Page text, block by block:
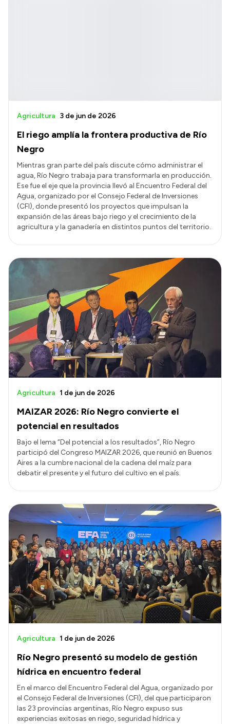
El riego amplía la frontera productiva de Río
Negro
Agricultura 3 de jun de 2026
Mientras gran parte del país discute cómo administrar el
agua, Río Negro trabaja para transformarla en producción.
Ese fue el eje que la provincia llevó al Encuentro Federal del
Agua, organizado por el Consejo Federal de Inversiones
(CFI), donde presentó los proyectos que impulsan la
expansión de las áreas bajo riego y el crecimiento de la
agricultura y la ganadería en distintos puntos del territorio.
MAIZAR 2026: Río Negro convierte el
potencial en resultados
Agricultura 1 de jun de 2026
Bajo el lema “Del potencial a los resultados”, Río Negro
participó del Congreso MAIZAR 2026, que reunió en Buenos
Aires a la cumbre nacional de la cadena del maíz para
debatir el presente y el futuro del cultivo en el país.
Río Negro presentó su modelo de gestión
hídrica en encuentro federal
Agricultura 1 de jun de 2026
En el marco del Encuentro Federal del Agua, organizado por
el Consejo Federal de Inversiones (CFI), del que participaron
las 23 provincias argentinas, Río Negro expuso sus
experiencias exitosas en riego, seguridad hídrica y